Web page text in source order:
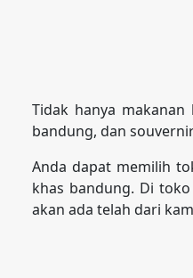
Tidak hanya
bandung, dan
Anda dapat memilih
khas bandung. Di
akan ada telah dari